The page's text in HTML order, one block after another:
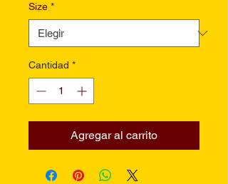
Size *
Cantidad *
Agregar al carrito